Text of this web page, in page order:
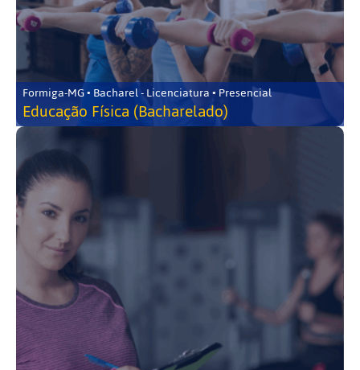
Formiga-MG • Bacharel - Licenciatura • Presencial
Educação Física (Bacharelado)